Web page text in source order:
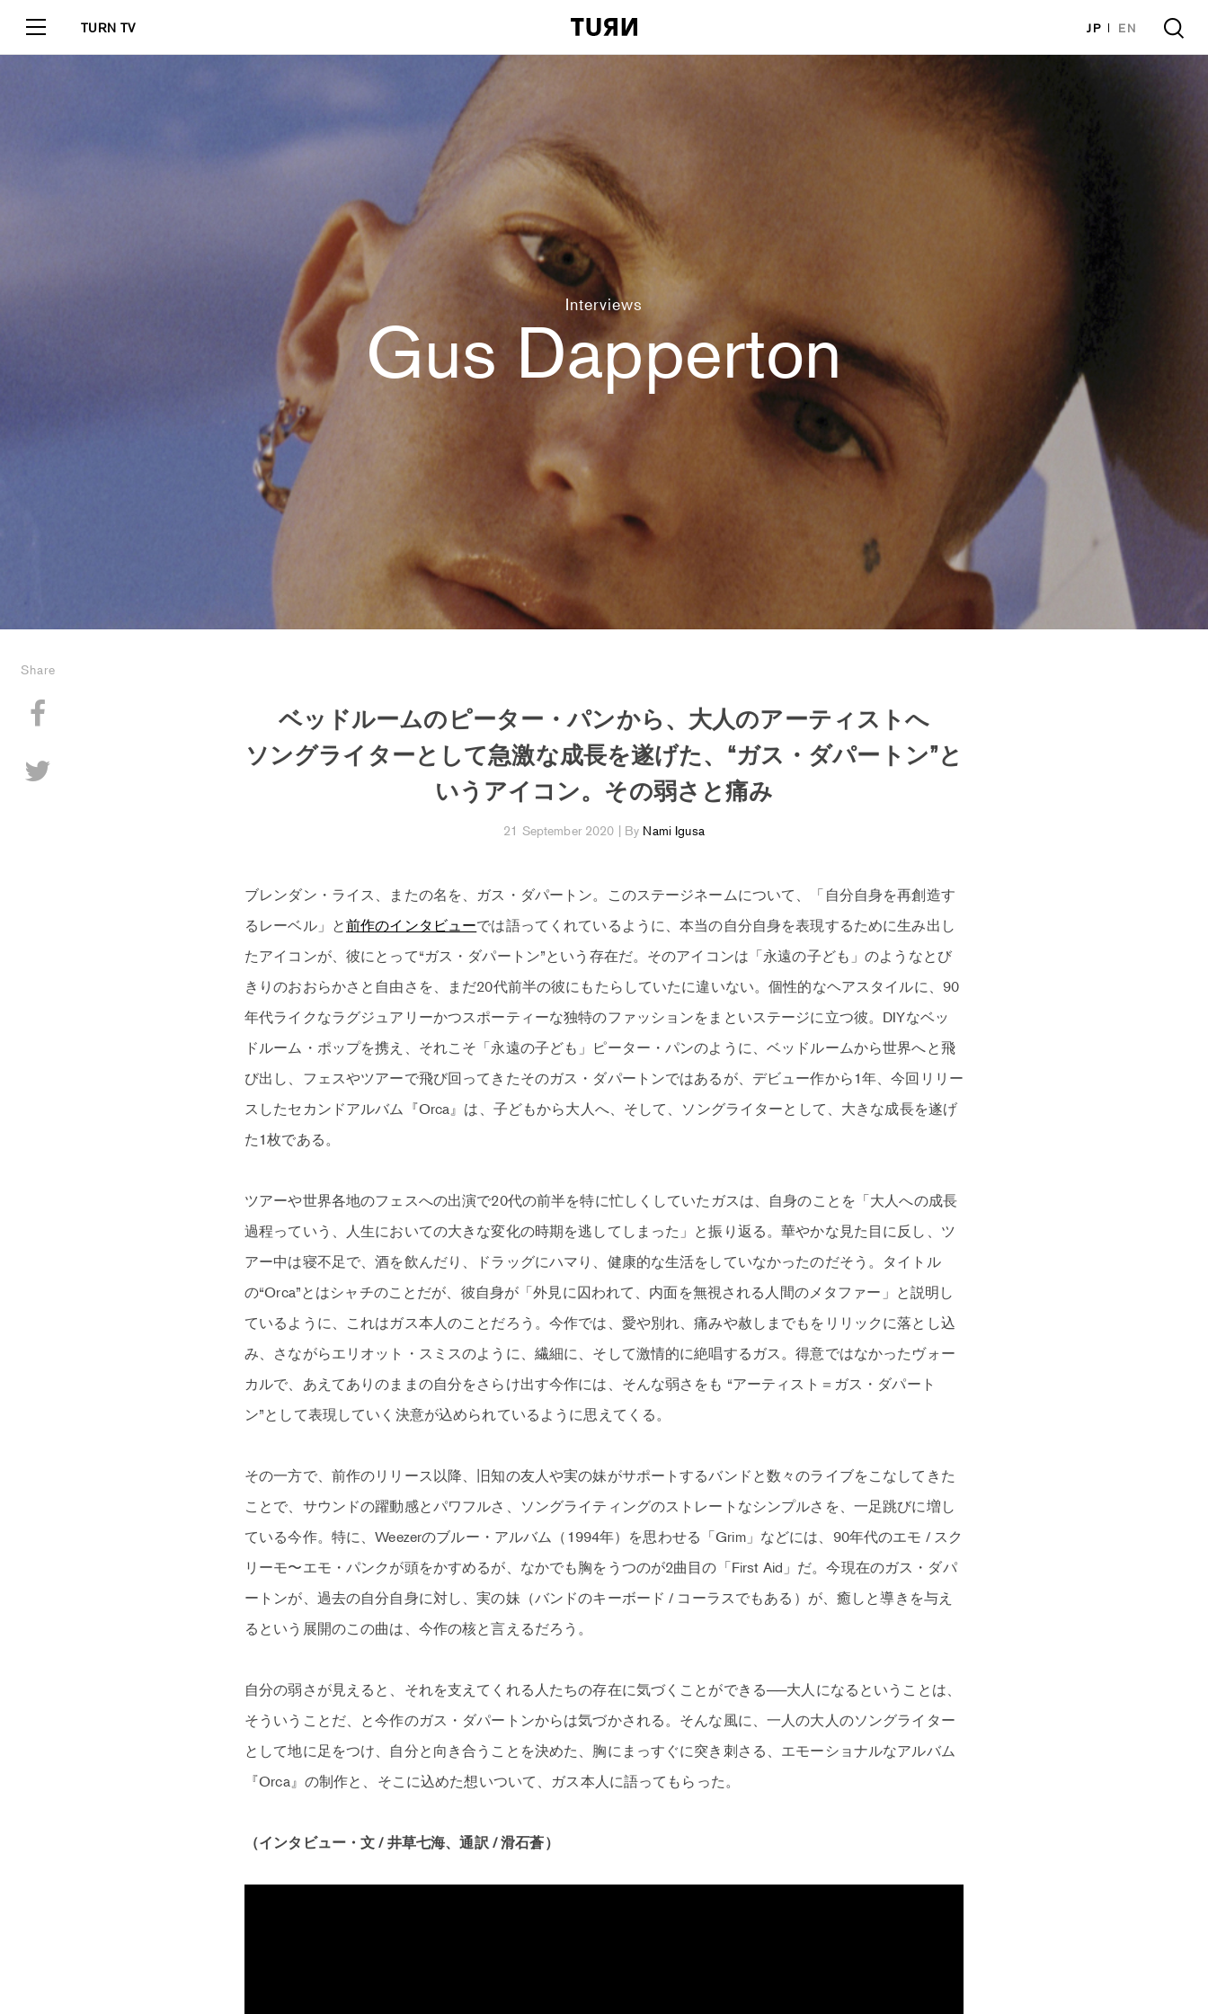
TURN TV JP EN
Interviews
Gus Dapperton
Share
ベッドルームのピーター・パンから、大人のアーティストへ
ソングライターとして急激な成長を遂げた、“ガス・ダパートン”と
いうアイコン。その弱さと痛み
21 September 2020 | By Nami Igusa
ブレンダン・ライス、またの名を、ガス・ダパートン。このステージネームについて、「自分自身を再創造す
るレーベル」と前作のインタビューでは語ってくれているように、本当の自分自身を表現するために生み出し
たアイコンが、彼にとって“ガス・ダパートン”という存在だ。そのアイコンは「永遠の子ども」のようなとび
きりのおおらかさと自由さを、まだ20代前半の彼にもたらしていたに違いない。個性的なヘアスタイルに、90
年代ライクなラグジュアリーかつスポーティーな独特のファッションをまといステージに立つ彼。DIYなベッ
ドルーム・ポップを携え、それこそ「永遠の子ども」ピーター・パンのように、ベッドルームから世界へと飛
び出し、フェスやツアーで飛び回ってきたそのガス・ダパートンではあるが、デビュー作から1年、今回リリー
スしたセカンドアルバム『Orca』は、子どもから大人へ、そして、ソングライターとして、大きな成長を遂げ
た1枚である。
ツアーや世界各地のフェスへの出演で20代の前半を特に忙しくしていたガスは、自身のことを「大人への成長
過程っていう、人生においての大きな変化の時期を逃してしまった」と振り返る。華やかな見た目に反し、ツ
アー中は寝不足で、酒を飲んだり、ドラッグにハマり、健康的な生活をしていなかったのだそう。タイトル
の“Orca”とはシャチのことだが、彼自身が「外見に囚われて、内面を無視される人間のメタファー」と説明し
ているように、これはガス本人のことだろう。今作では、愛や別れ、痛みや赦しまでもをリリックに落とし込
み、さながらエリオット・スミスのように、繊細に、そして激情的に絶唱するガス。得意ではなかったヴォー
カルで、あえてありのままの自分をさらけ出す今作には、そんな弱さをも “アーティスト＝ガス・ダパート
ン”として表現していく決意が込められているように思えてくる。
その一方で、前作のリリース以降、旧知の友人や実の妹がサポートするバンドと数々のライブをこなしてきた
ことで、サウンドの躍動感とパワフルさ、ソングライティングのストレートなシンプルさを、一足跳びに増し
ている今作。特に、Weezerのブルー・アルバム（1994年）を思わせる「Grim」などには、90年代のエモ / スク
リーモ〜エモ・パンクが頭をかすめるが、なかでも胸をうつのが2曲目の「First Aid」だ。今現在のガス・ダパ
ートンが、過去の自分自身に対し、実の妹（バンドのキーボード / コーラスでもある）が、癒しと導きを与え
るという展開のこの曲は、今作の核と言えるだろう。
自分の弱さが見えると、それを支えてくれる人たちの存在に気づくことができる──大人になるということは、
そういうことだ、と今作のガス・ダパートンからは気づかされる。そんな風に、一人の大人のソングライター
として地に足をつけ、自分と向き合うことを決めた、胸にまっすぐに突き刺さる、エモーショナルなアルバム
『Orca』の制作と、そこに込めた想いついて、ガス本人に語ってもらった。
（インタビュー・文 / 井草七海、通訳 / 滑石蒼）